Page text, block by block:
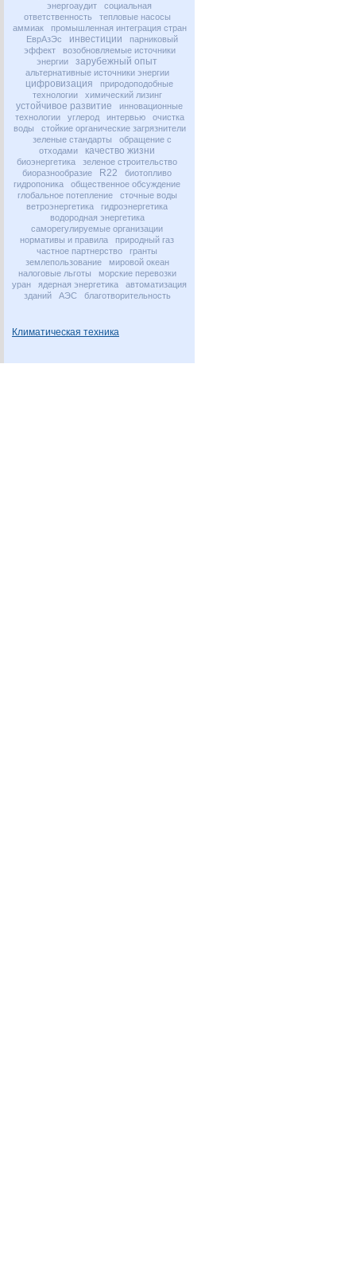
энергоаудит
социальная
ответственность
тепловые насосы
аммиак
промышленная интеграция стран
ЕврАзЭс
инвестиции
парниковый
эффект
возобновляемые источники
энергии
зарубежный опыт
альтернативные источники энергии
цифровизация
природоподобные
технологии
химический лизинг
устойчивое развитие
инновационные
технологии
углерод интервью
очистка
воды
стойкие органические загрязнители
зеленые стандарты
обращение с
отходами
качество жизни
биоэнергетика
зеленое строительство
биоразнообразие
R22
биотопливо
гидропоника
общественное обсуждение
глобальное потепление
сточные воды
ветроэнергетика
гидроэнергетика
водородная энергетика
саморегулируемые организации
нормативы и правила
природный газ
частное партнерство
гранты
землепользование
мировой океан
налоговые льготы
морские перевозки
уран
ядерная энергетика
автоматизация
зданий
АЭС благотворительность
Климатическая техника